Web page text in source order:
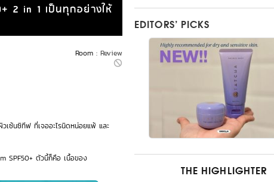
2 in 1 เป็นทุกอย่างให้
Room : Review
เซ้นซิทีฟ ที่เจออะไรนิดหน่อยแพ้ และ
SPF50+ ตัวนี้ก็คือ เนื้อของ
EDITORS’ PICKS
THE HIGHLIGHTER